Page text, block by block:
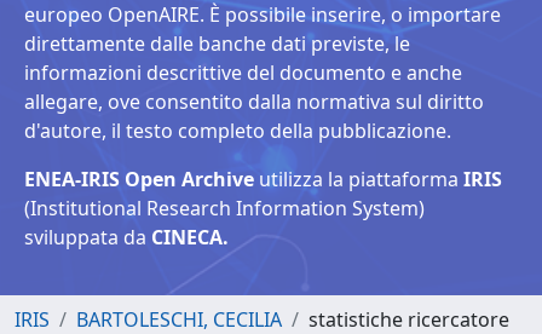
europeo OpenAIRE. È possibile inserire, o importare
direttamente dalle banche dati previste, le
informazioni descrittive del documento e anche
allegare, ove consentito dalla normativa sul diritto
d'autore, il testo completo della pubblicazione.
ENEA-IRIS Open Archive utilizza la piattaforma IRIS
(Institutional Research Information System)
sviluppata da CINECA.
IRIS BARTOLESCHI, CECILIA statistiche ricercatore